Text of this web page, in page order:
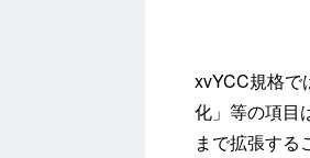
xvYCC規格で
化」等の項目
まで拡張する